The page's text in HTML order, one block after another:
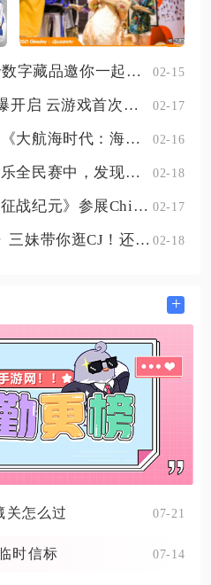
的核心战斗机制为两只幻境之
均为单体物理攻击，每一击附
额流血持续伤害，全部攻击只
疗角色，单只巨狼单次裸伤接
点，双狼同步攻击下若无减伤
重磅消息：ChinaJoy数字藏品邀你一起评选 02-15
剑网3怀旧服30日火爆开启 云游戏首次亮相CJ打造舒适畅玩体验 02-17
开心麻花爆笑助阵！《大航海时代：海上霸主》亮相China Joy 02-16
从《欢乐斗地主》欢乐全民赛中，发现拓盘全民电竞的新蓝海 02-18
史诗魔幻策略手游《征战纪元》参展ChinaJoy，SLG与放置融合玩法来袭 02-17
《剑网3：指尖江湖》三妹带你逛CJ！还有惊喜嘉宾现场约定你！ 02-18
+
关怎么过 07-21
时信标 07-14